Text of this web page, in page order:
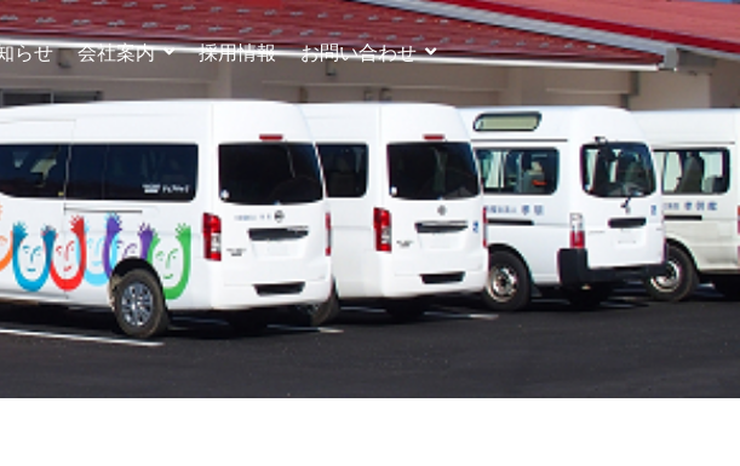
らせ 会社案内 採用情報 お問い合わせ